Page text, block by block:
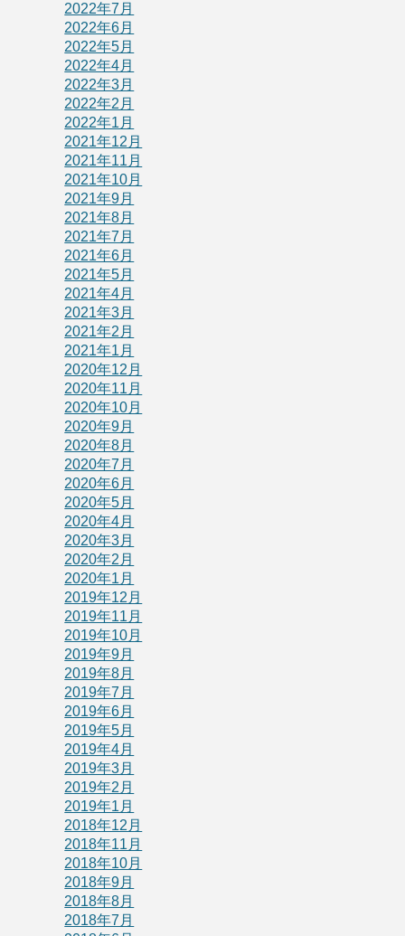
2022年7月
2022年6月
2022年5月
2022年4月
2022年3月
2022年2月
2022年1月
2021年12月
2021年11月
2021年10月
2021年9月
2021年8月
2021年7月
2021年6月
2021年5月
2021年4月
2021年3月
2021年2月
2021年1月
2020年12月
2020年11月
2020年10月
2020年9月
2020年8月
2020年7月
2020年6月
2020年5月
2020年4月
2020年3月
2020年2月
2020年1月
2019年12月
2019年11月
2019年10月
2019年9月
2019年8月
2019年7月
2019年6月
2019年5月
2019年4月
2019年3月
2019年2月
2019年1月
2018年12月
2018年11月
2018年10月
2018年9月
2018年8月
2018年7月